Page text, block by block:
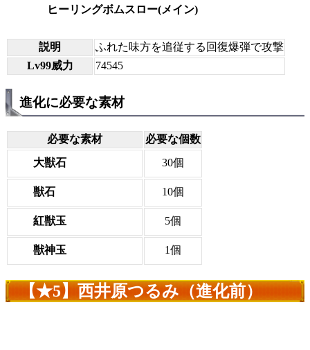
ヒーリングボムスロー(メイン)
説明
ふれた味方を追従する回復爆弾で攻撃
Lv99威力
74545
進化に必要な素材
必要な素材
必要な個数
大獣石
30個
獣石 10個
紅獣玉 5個
獣神玉 1個
【★5】西井原つるみ（進化前）